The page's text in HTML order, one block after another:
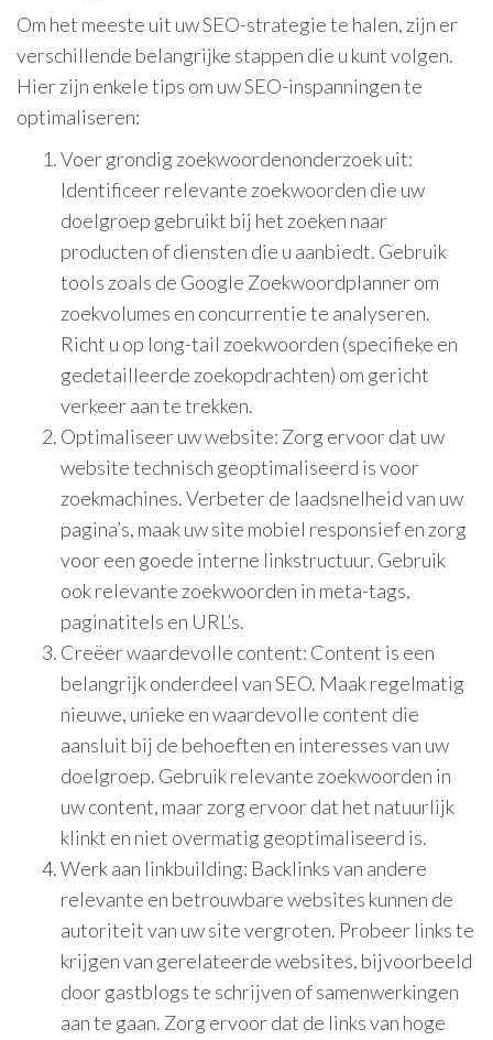
Om het meeste uit uw SEO-strategie te halen, zijn er
verschillende belangrijke stappen die u kunt volgen.
Hier zijn enkele tips om uw SEO-inspanningen te
optimaliseren:
Voer grondig zoekwoordenonderzoek uit:
Identificeer relevante zoekwoorden die uw
doelgroep gebruikt bij het zoeken naar
producten of diensten die u aanbiedt. Gebruik
tools zoals de Google Zoekwoordplanner om
zoekvolumes en concurrentie te analyseren.
Richt u op long-tail zoekwoorden (specifieke en
gedetailleerde zoekopdrachten) om gericht
verkeer aan te trekken.
Optimaliseer uw website: Zorg ervoor dat uw
website technisch geoptimaliseerd is voor
zoekmachines. Verbeter de laadsnelheid van uw
pagina’s, maak uw site mobiel responsief en zorg
voor een goede interne linkstructuur. Gebruik
ook relevante zoekwoorden in meta-tags,
paginatitels en URL’s.
Creëer waardevolle content: Content is een
belangrijk onderdeel van SEO. Maak regelmatig
nieuwe, unieke en waardevolle content die
aansluit bij de behoeften en interesses van uw
doelgroep. Gebruik relevante zoekwoorden in
uw content, maar zorg ervoor dat het natuurlijk
klinkt en niet overmatig geoptimaliseerd is.
Werk aan linkbuilding: Backlinks van andere
relevante en betrouwbare websites kunnen de
autoriteit van uw site vergroten. Probeer links te
krijgen van gerelateerde websites, bijvoorbeeld
door gastblogs te schrijven of samenwerkingen
aan te gaan. Zorg ervoor dat de links van hoge